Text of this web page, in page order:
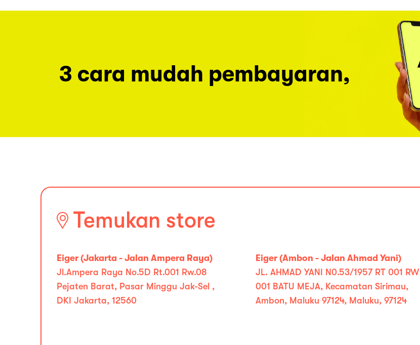
3 cara mudah pembayaran,
Temukan store
Eiger (Jakarta - Jalan Ampera Raya)
Jl.Ampera Raya No.5D Rt.001 Rw.08
Pejaten Barat, Pasar Minggu Jak-Sel ,
DKI Jakarta, 12560
Eiger (Ambon - Jalan Ahmad Yani)
JL. AHMAD YANI N0.53/1957 RT 001 RW
001 BATU MEJA, Kecamatan Sirimau,
Ambon, Maluku 97124, Maluku, 97124